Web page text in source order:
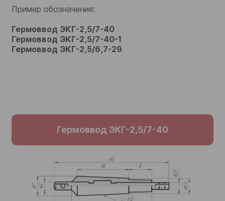
Пример обозначения:
Гермоввод ЭКГ-2,5/7-40
Гермоввод ЭКГ-2,5/7-40-1
Гермоввод ЭКГ-2,5/6,7-29
Гермоввод ЭКГ-2,5/7-40